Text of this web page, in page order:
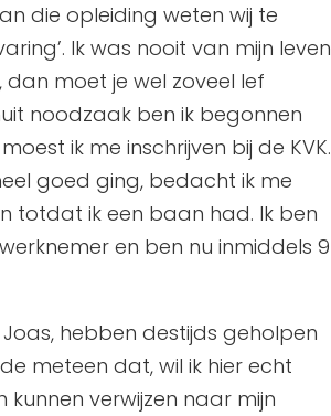
die opleiding weten wij te
Ik was nooit van mijn leven
moet je wel zoveel lef
noodzaak ben ik begonnen
ik me inschrijven bij de KVK.
goed ging, bedacht ik me
totdat ik een baan had. Ik ben
en ben nu inmiddels 9
hebben destijds geholpen
meteen dat, wil ik hier echt
verwijzen naar mijn